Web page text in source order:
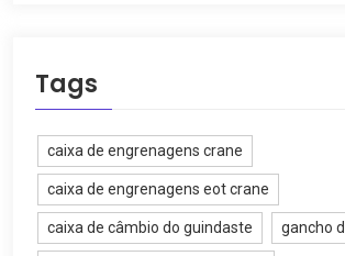
Tags
caixa de engrenagens crane
caixa de engrenagens eot crane
caixa de câmbio do guindaste gancho